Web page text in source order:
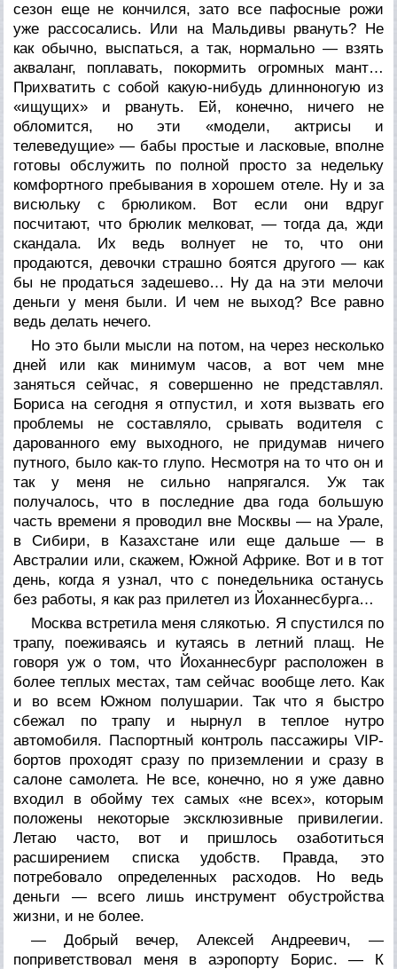
сезон еще не кончился, зато все пафосные рожи
уже рассосались. Или на Мальдивы рвануть? Не
как обычно, выспаться, а так, нормально — взять
акваланг, поплавать, покормить огромных мант…
Прихватить с собой какую-нибудь длинноногую из
«ищущих» и рвануть. Ей, конечно, ничего не
обломится, но эти «модели, актрисы и
телеведущие» — бабы простые и ласковые, вполне
готовы обслужить по полной просто за недельку
комфортного пребывания в хорошем отеле. Ну и за
висюльку с брюликом. Вот если они вдруг
посчитают, что брюлик мелковат, — тогда да, жди
скандала. Их ведь волнует не то, что они
продаются, девочки страшно боятся другого — как
бы не продаться задешево… Ну да на эти мелочи
деньги у меня были. И чем не выход? Все равно
ведь делать нечего.
Но это были мысли на потом, на через несколько
дней или как минимум часов, а вот чем мне
заняться сейчас, я совершенно не представлял.
Бориса на сегодня я отпустил, и хотя вызвать его
проблемы не составляло, срывать водителя с
дарованного ему выходного, не придумав ничего
путного, было как-то глупо. Несмотря на то что он и
так у меня не сильно напрягался. Уж так
получалось, что в последние два года большую
часть времени я проводил вне Москвы — на Урале,
в Сибири, в Казахстане или еще дальше — в
Австралии или, скажем, Южной Африке. Вот и в тот
день, когда я узнал, что с понедельника останусь
без работы, я как раз прилетел из Йоханнесбурга…
Москва встретила меня слякотью. Я спустился по
трапу, поеживаясь и кутаясь в летний плащ. Не
говоря уж о том, что Йоханнесбург расположен в
более теплых местах, там сейчас вообще лето. Как
и во всем Южном полушарии. Так что я быстро
сбежал по трапу и нырнул в теплое нутро
автомобиля. Паспортный контроль пассажиры VIP-
бортов проходят сразу по приземлении и сразу в
салоне самолета. Не все, конечно, но я уже давно
входил в обойму тех самых «не всех», которым
положены некоторые эксклюзивные привилегии.
Летаю часто, вот и пришлось озаботиться
расширением списка удобств. Правда, это
потребовало определенных расходов. Но ведь
деньги — всего лишь инструмент обустройства
жизни, и не более.
— Добрый вечер, Алексей Андреевич, —
поприветствовал меня в аэропорту Борис. — К